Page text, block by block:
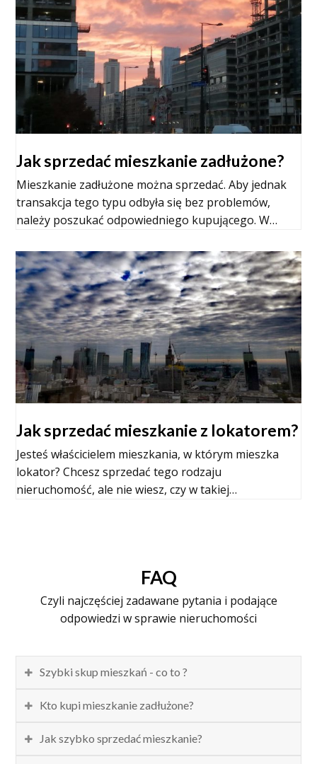
Jak sprzedać mieszkanie zadłużone?
Mieszkanie zadłużone można sprzedać. Aby jednak
transakcja tego typu odbyła się bez problemów,
należy poszukać odpowiedniego kupującego. W…
Jak sprzedać mieszkanie z lokatorem?
Jesteś właścicielem mieszkania, w którym mieszka
lokator? Chcesz sprzedać tego rodzaju
nieruchomość, ale nie wiesz, czy w takiej…
FAQ
Czyli najczęściej zadawane pytania i podające
odpowiedzi w sprawie nieruchomości
Szybki skup mieszkań - co to ?
Kto kupi mieszkanie zadłużone?
Jak szybko sprzedać mieszkanie?